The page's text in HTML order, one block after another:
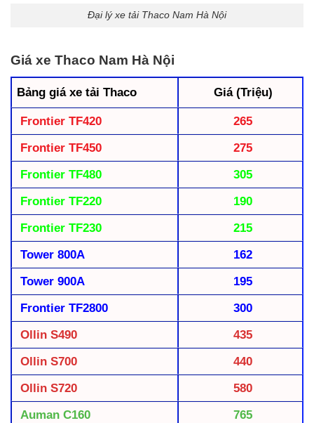
Đại lý xe tải Thaco Nam Hà Nội
Giá xe Thaco Nam Hà Nội
Bảng giá xe tải Thaco Giá (Triệu)
Frontier TF420
265
Frontier TF450
275
Frontier TF480
305
Frontier TF220
190
Frontier TF230
215
Tower 800A
162
Tower 900A
195
Frontier TF2800
300
Ollin S490
435
Ollin S700
440
Ollin S720
580
Auman C160
765